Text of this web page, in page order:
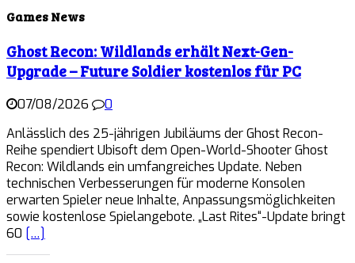
Games News
Ghost Recon: Wildlands erhält Next-Gen-
Upgrade – Future Soldier kostenlos für PC
07/08/2026
0
Anlässlich des 25-jährigen Jubiläums der Ghost Recon-
Reihe spendiert Ubisoft dem Open-World-Shooter Ghost
Recon: Wildlands ein umfangreiches Update. Neben
technischen Verbesserungen für moderne Konsolen
erwarten Spieler neue Inhalte, Anpassungsmöglichkeiten
sowie kostenlose Spielangebote. „Last Rites“-Update bringt
60 […]